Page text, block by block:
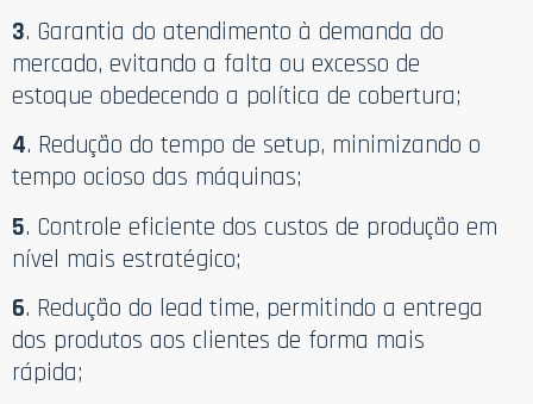
3. Garantia do atendimento à demanda do
mercado, evitando a falta ou excesso de
estoque obedecendo a política de cobertura;
4. Redução do tempo de setup, minimizando o
tempo ocioso das máquinas;
5. Controle eficiente dos custos de produção em
nível mais estratégico;
6. Redução do lead time, permitindo a entrega
dos produtos aos clientes de forma mais
rápida;